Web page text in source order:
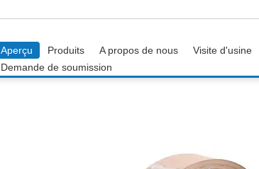
Aperçu Produits A propos de nous Visite d'usine
Demande de soumission